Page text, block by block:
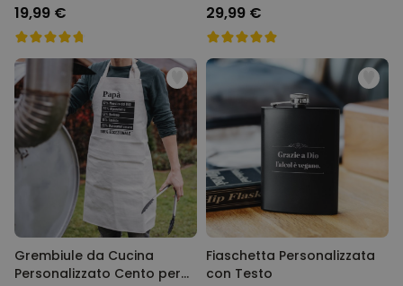
19,99 € 29,99 €
Grembiule da Cucina
Personalizzato Cento per
Fiaschetta Personalizzata
con Testo